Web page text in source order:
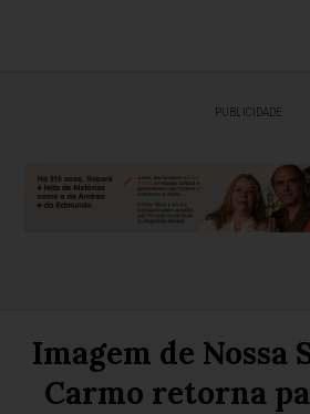
PUBLICIDADE
Imagem de Nossa
Carmo retorna